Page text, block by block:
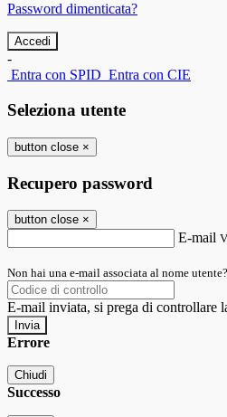
Password dimenticata?
-
Entra con SPID Entra con CIE
Seleziona utente
button close ×
Recupero password
button close ×
E-mail
Non hai una e-mail associata al nome
E-mail inviata, si prega di controllare
Errore
Chiudi
Successo